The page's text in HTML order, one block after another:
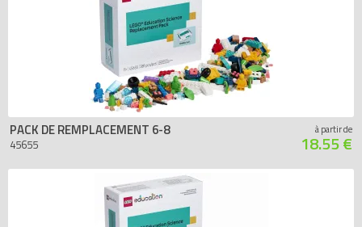
PACK DE REMPLACEMENT 6-8
45655
à partir de
18.55 €